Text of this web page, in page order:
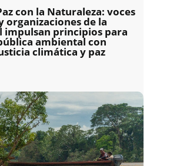
con la Naturaleza: voces
de la
impulsan principios para
ambiental con
climática y paz